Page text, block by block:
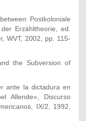
Postkoloniale
Erzähltheorie, ed.
WVT, 2002, pp. 115-
the Subversion of
ante la dictadura en
Allende», Discurso
IX/2, 1992,